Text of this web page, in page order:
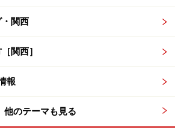
関西
関西］
報
他のテーマも見る